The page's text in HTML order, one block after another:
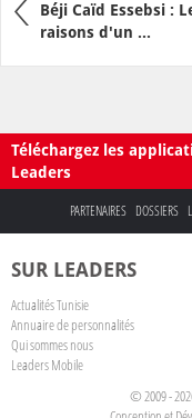
Béji Caïd Essebsi :
raisons d'un ...
Téléchargez les
Leaders
PARTENAIRES DOSSIERS
SUR LEADERS
Actualités Tunisie
Annuaire de personnalités
Qui sommes nous
Leaders Mobile
© 2009 -